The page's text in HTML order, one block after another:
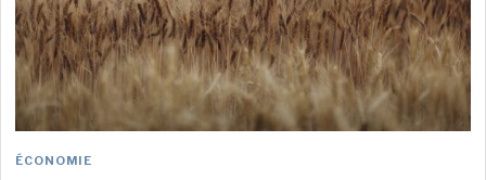
ÉCONOMIE